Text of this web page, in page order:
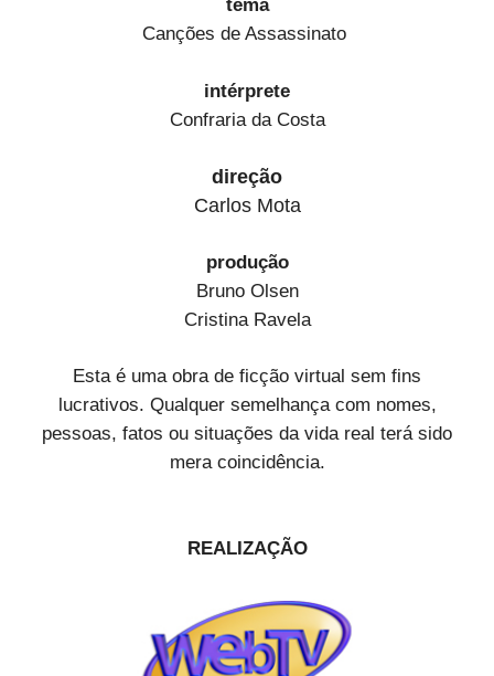
Canções de Assassinato
intérprete
Confraria da Costa
direção
Carlos Mota
produção
Bruno Olsen
Cristina Ravela
Esta é uma obra de ficção virtual sem fins
lucrativos. Qualquer semelhança com nomes,
pessoas, fatos ou situações da vida real terá sido
mera coincidência.
REALIZAÇÃO